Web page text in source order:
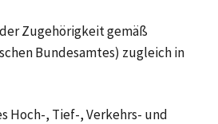
Zugehörigkeit gemäß
Bundesamtes) zugleich in
Hoch-, Tief-, Verkehrs- und